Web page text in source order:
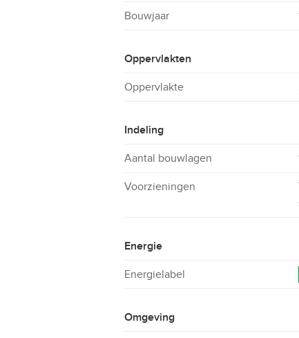
Bouwjaar
Oppervlakten
Oppervlakte
Indeling
Aantal bouwlagen
Voorzieningen
Energie
Energielabel
Omgeving